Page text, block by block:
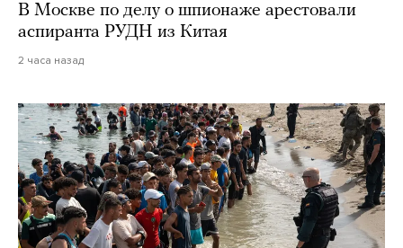
В Москве по делу о шпионаже арестовали
аспиранта РУДН из Китая
2 часа назад